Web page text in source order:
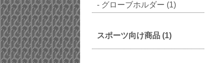
グローブホルダー (1)
スポーツ向け商品 (1)